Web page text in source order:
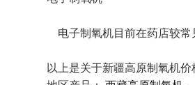
电子制氧机目前在药店较常
以上是关于新疆高原制氧机